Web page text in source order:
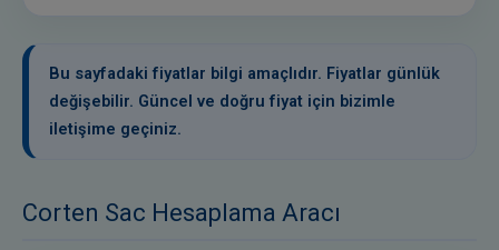
Bu sayfadaki fiyatlar bilgi amaçlıdır. Fiyatlar günlük
değişebilir. Güncel ve doğru fiyat için bizimle
iletişime geçiniz.
Corten Sac Hesaplama Aracı